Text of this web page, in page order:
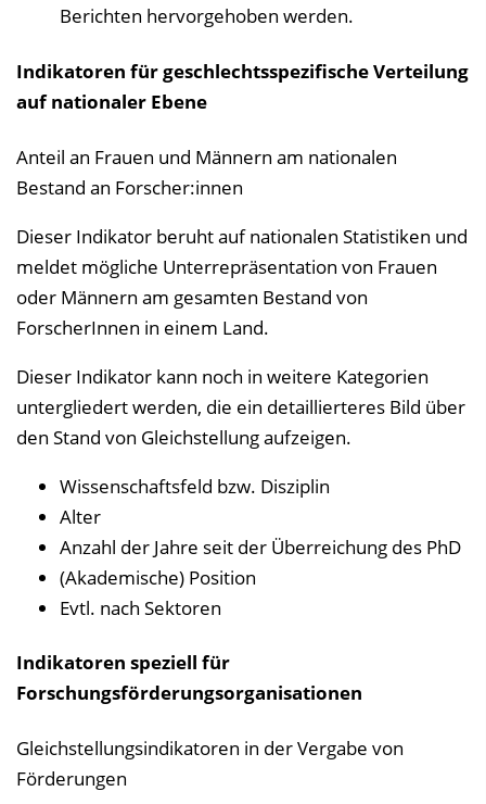
Berichten hervorgehoben werden.
Indikatoren für geschlechtsspezifische Verteilung
auf nationaler Ebene
Anteil an Frauen und Männern am nationalen
Bestand an Forscher:innen
Dieser Indikator beruht auf nationalen Statistiken und
meldet mögliche Unterrepräsentation von Frauen
oder Männern am gesamten Bestand von
ForscherInnen in einem Land.
Dieser Indikator kann noch in weitere Kategorien
untergliedert werden, die ein detaillierteres Bild über
den Stand von Gleichstellung aufzeigen.
Wissenschaftsfeld bzw. Disziplin
Alter
Anzahl der Jahre seit der Überreichung des PhD
(Akademische) Position
Evtl. nach Sektoren
Indikatoren speziell für
Forschungsförderungsorganisationen
Gleichstellungsindikatoren in der Vergabe von
Förderungen